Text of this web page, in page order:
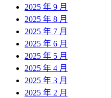
2025 年 9 月
2025 年 8 月
2025 年 7 月
2025 年 6 月
2025 年 5 月
2025 年 4 月
2025 年 3 月
2025 年 2 月